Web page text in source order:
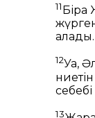
11
12Уа,
13